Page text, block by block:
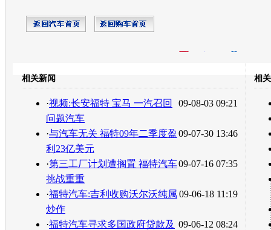
转发至：
相关新闻
09-08-03 09:21
·视频:长安福特 宝马 一汽召回
问题汽车
09-07-30 13:46
·与汽车无关 福特09年二季度盈
利23亿美元
09-07-16 07:35
·第三工厂计划遭搁置 福特汽车
挑战重重
09-06-18 11:19
·福特汽车:吉利收购沃尔沃纯属
炒作
09-06-12 08:24
·福特汽车寻求多国政府贷款及
相